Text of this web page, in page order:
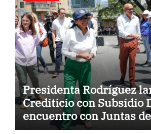
Presidenta Rodríguez
Crediticio con Subsidio
encuentro con Juntas de
Condominio